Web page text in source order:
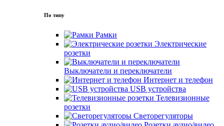
По типу
Рамки
Электрические
розетки
Выключатели и переключатели
Интернет и телефон
USB устройства
Телевизионные
розетки
Светорегуляторы